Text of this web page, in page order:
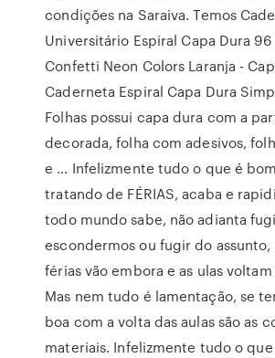
condições na Saraiva. Temos
Universitário Espiral Capa Dura 96
Confetti Neon Colors Laranja -
Caderneta Espiral Capa Dura
Folhas possui capa dura com a
decorada, folha com adesivos,
e … Infelizmente tudo o que é
tratando de FÉRIAS, acaba e
todo mundo sabe, não adianta
escondermos ou fugir do assunto,
férias vão embora e as ulas
Mas nem tudo é lamentação, se
boa com a volta das aulas são as
materiais. Infelizmente tudo o